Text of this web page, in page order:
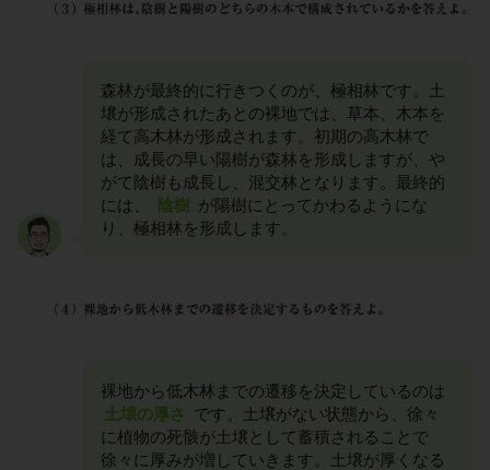
森林が最終的に行きつくのが、極相林です。土
壌が形成されたあとの裸地では、草本、木本を
経て高木林が形成されます。初期の高木林で
は、成長の早い陽樹が森林を形成しますが、や
がて陰樹も成長し、混交林となります。最終的
には、
陰樹 が陽樹にとってかわるようにな
り、極相林を形成します。
裸地から低木林までの遷移を決定しているのは
土壌の厚さ
です。土壌がない状態から、徐々
に植物の死骸が土壌として蓄積されることで
徐々に厚みが増していきます。土壌が厚くなる